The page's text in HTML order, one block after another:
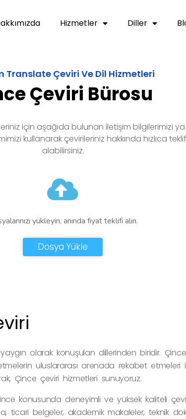
Hizmetler Diller
Translate Çeviri Ve Dil Hizmetleri
Çeviri Bürosu
için aşağıda bulunan iletişim bilgilerimizi
kullanarak çevirileriniz hakkında hızlıca teklif
alabilirsiniz.
yükleyin, anında fiyat teklifi alın.
Dosya Yükle
olarak konuşulan dillerinden biridir.
uluslararası arenada rekabet
Çince çeviri hizmetleri sunuyoruz.
konusunda deneyimli ve yüksek kaliteli
ticari belgeler, akademik makaleler, teknik